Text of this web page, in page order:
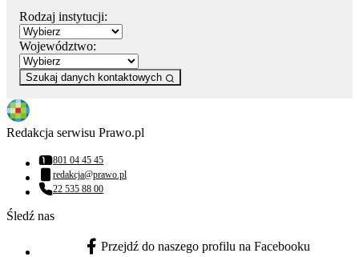
Rodzaj instytucji:
Województwo:
Szukaj danych kontaktowych
Redakcja serwisu Prawo.pl
Numer telefonu:
801 04 45 45
Adres email:
redakcja@prawo.pl
Numer telefonu:
22 535 88 00
Śledź nas
facebook - otwiera się w nowej karcie
Przejdź do naszego profilu na Facebooku